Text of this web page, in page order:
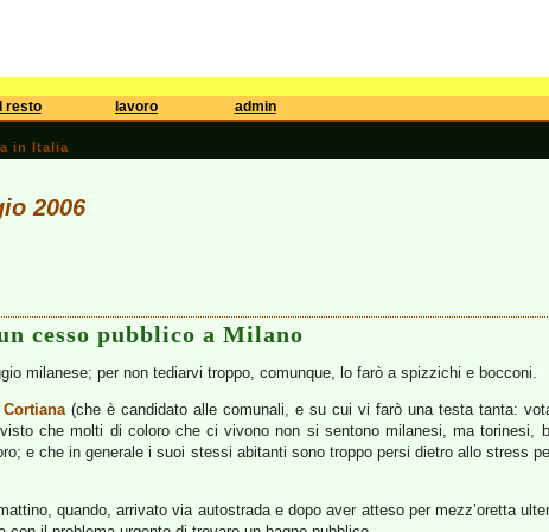
resto lavoro admin
in Italia
2006
cesso pubblico a Milano
milanese; per non tediarvi troppo, comunque, lo farò a spizzichi e bocconi.
(che è candidato alle comunali, e su cui vi farò una testa tanta:
che molti di coloro che ci vivono non si sentono milanesi, ma torinesi,
e che in generale i suoi stessi abitanti sono troppo persi dietro allo stress
quando, arrivato via autostrada e dopo aver atteso per mezz’oretta